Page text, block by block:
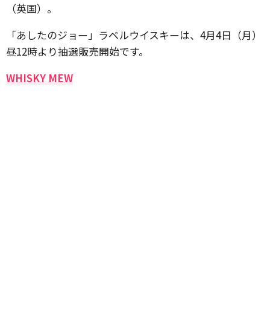
（英国）。
「あしたのジョー」ラベルウイスキーは、4月4日（月）
昼12時より抽選販売開始です。
WHISKY MEW